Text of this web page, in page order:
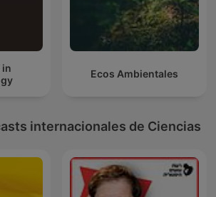
in
Ecos Ambientales
internacionales de Ciencias